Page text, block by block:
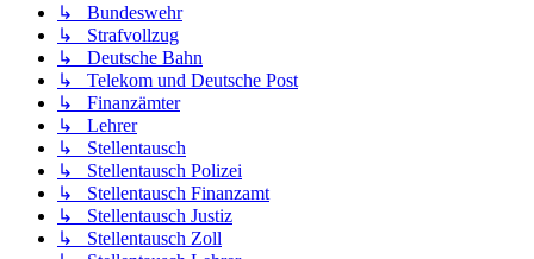
↳ Bundeswehr
↳ Strafvollzug
↳ Deutsche Bahn
↳ Telekom und Deutsche Post
↳ Finanzämter
↳ Lehrer
↳ Stellentausch
↳ Stellentausch Polizei
↳ Stellentausch Finanzamt
↳ Stellentausch Justiz
↳ Stellentausch Zoll